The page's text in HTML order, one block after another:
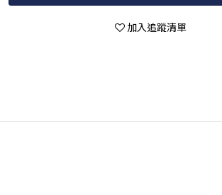
加入追蹤清單